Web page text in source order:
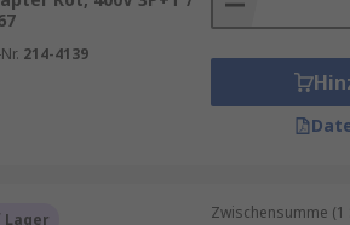
214-4139
Lager Zwischensumme (1